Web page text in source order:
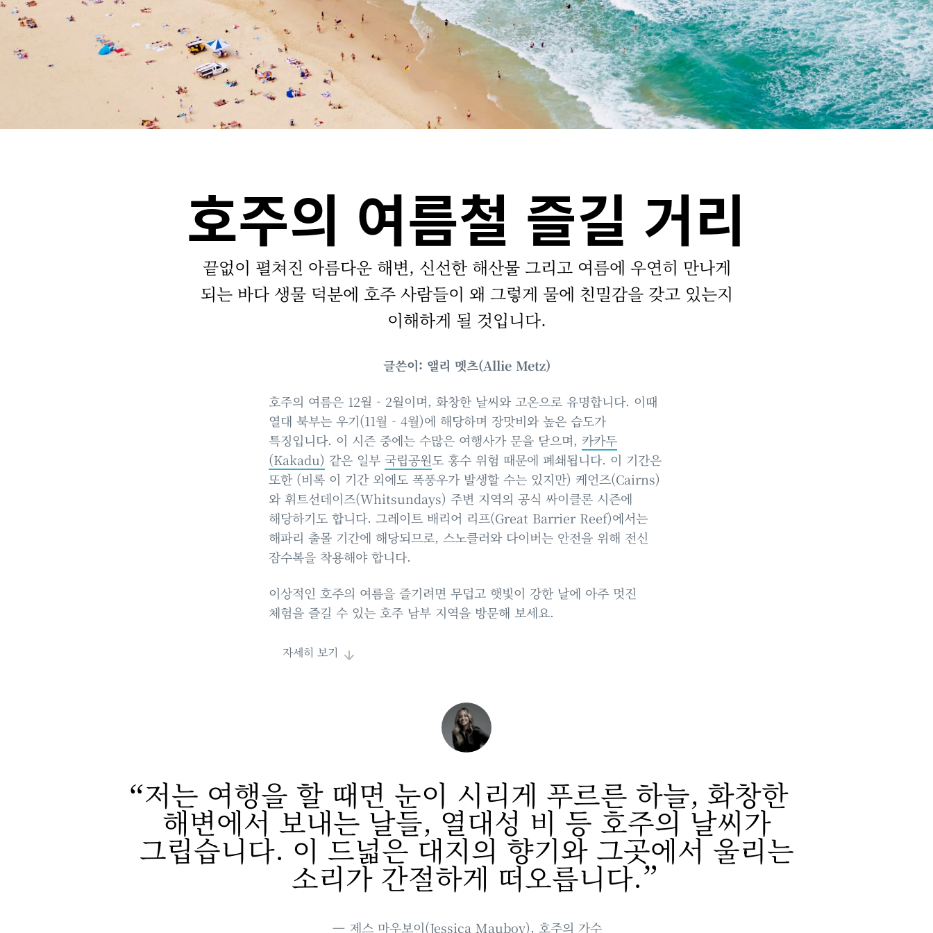
호주의 여름철 즐길 거리
끝없이 펼쳐진 아름다운 해변, 신선한 해산물 그리고 여름에 우연히 만나게
되는 바다 생물 덕분에 호주 사람들이 왜 그렇게 물에 친밀감을 갖고 있는지
이해하게 될 것입니다.
글쓴이: 앨리 멧츠(Allie Metz)
호주의 여름은 12월 - 2월이며, 화창한 날씨와 고온으로 유명합니다. 이때
열대 북부는 우기(11월 - 4월)에 해당하며 장맛비와 높은 습도가
특징입니다. 이 시즌 중에는 수많은 여행사가 문을 닫으며, 카카두
(Kakadu) 같은 일부 국립공원도 홍수 위험 때문에 폐쇄됩니다. 이 기간은
또한 (비록 이 기간 외에도 폭풍우가 발생할 수는 있지만) 케언즈(Cairns)
와 휘트선데이즈(Whitsundays) 주변 지역의 공식 싸이클론 시즌에
해당하기도 합니다. 그레이트 배리어 리프(Great Barrier Reef)에서는
해파리 출몰 기간에 해당되므로, 스노클러와 다이버는 안전을 위해 전신
잠수복을 착용해야 합니다.
이상적인 호주의 여름을 즐기려면 무덥고 햇빛이 강한 날에 아주 멋진
체험을 즐길 수 있는 호주 남부 지역을 방문해 보세요.
자세히 보기
저는 여행을 할 때면 눈이 시리게 푸르른 하늘, 화창한
해변에서 보내는 날들, 열대성 비 등 호주의 날씨가
그립습니다. 이 드넓은 대지의 향기와 그곳에서 울리는
소리가 간절하게 떠오릅니다.
제스 마우보이(Jessica Mauboy), 호주의 가수